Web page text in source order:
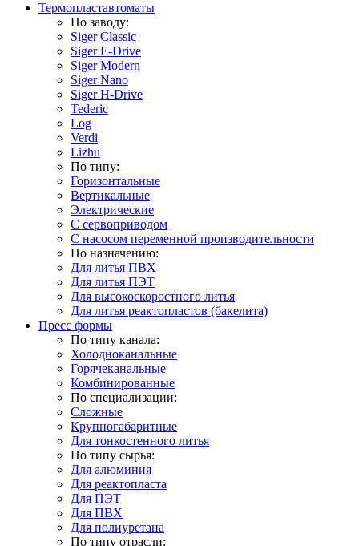
Термопластавтоматы
По заводу:
Siger Classic
Siger E-Drive
Siger Modern
Siger Nano
Siger H-Drive
Tederic
Log
Verdi
Lizhu
По типу:
Горизонтальные
Вертикальные
Электрические
С сервоприводом
С насосом переменной производительности
По назначению:
Для литья ПВХ
Для литья ПЭТ
Для высокоскоростного литья
Для литья реактопластов (бакелита)
Пресс формы
По типу канала:
Холодноканальные
Горячеканальные
Комбинированные
По специализации:
Сложные
Крупногабаритные
Для тонкостенного литья
По типу сырья:
Для алюминия
Для реактопласта
Для ПЭТ
Для ПВХ
Для полиуретана
По типу отрасли: